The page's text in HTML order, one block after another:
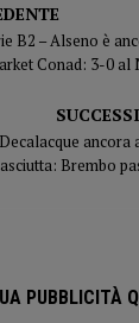
B2 – Alseno è
Conad: 3-0 al
ancora
asciutta: Brembo
PUBBLICITÀ